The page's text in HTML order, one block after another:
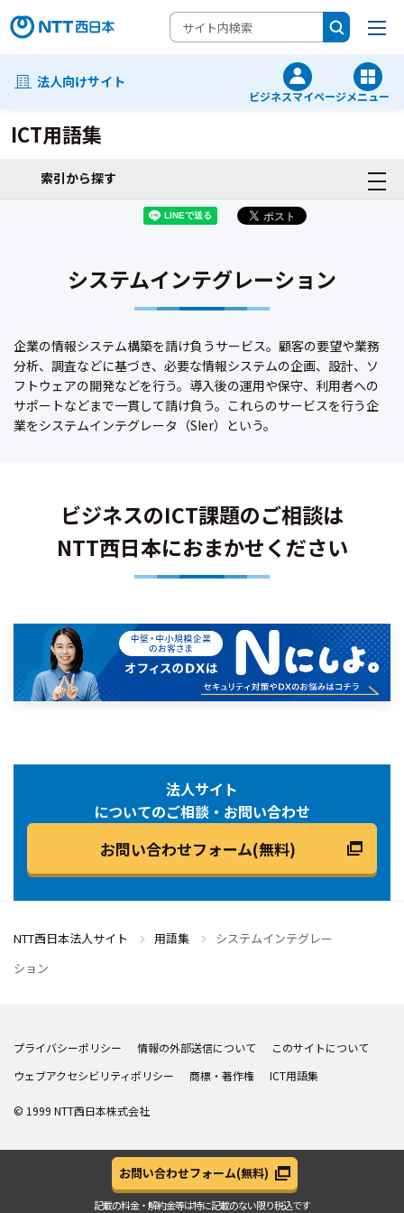
法人向けサイト
ビジネスマイページメニュー
ICT用語集
索引から探す
システムインテグレーション
企業の情報システム構築を請け負うサービス。顧客の要望や業務
分析、調査などに基づき、必要な情報システムの企画、設計、ソ
フトウェアの開発などを行う。導入後の運用や保守、利用者への
サポートなどまで一貫して請け負う。これらのサービスを行う企
業をシステムインテグレータ（SIer）という。
ビジネスのICT課題のご相談は
NTT西日本におまかせください
法人サイト
についてのご相談・お問い合わせ
お問い合わせフォーム(無料)
NTT西日本法人サイト 用語集
システムインテグレー
ション
プライバシーポリシー 情報の外部送信について
このサイトについて
ウェブアクセシビリティポリシー
商標・著作権 ICT用語集
© 1999 NTT西日本株式会社
お問い合わせフォーム(無料)
記載の料金・解約金等は特に記載のない限り税込です